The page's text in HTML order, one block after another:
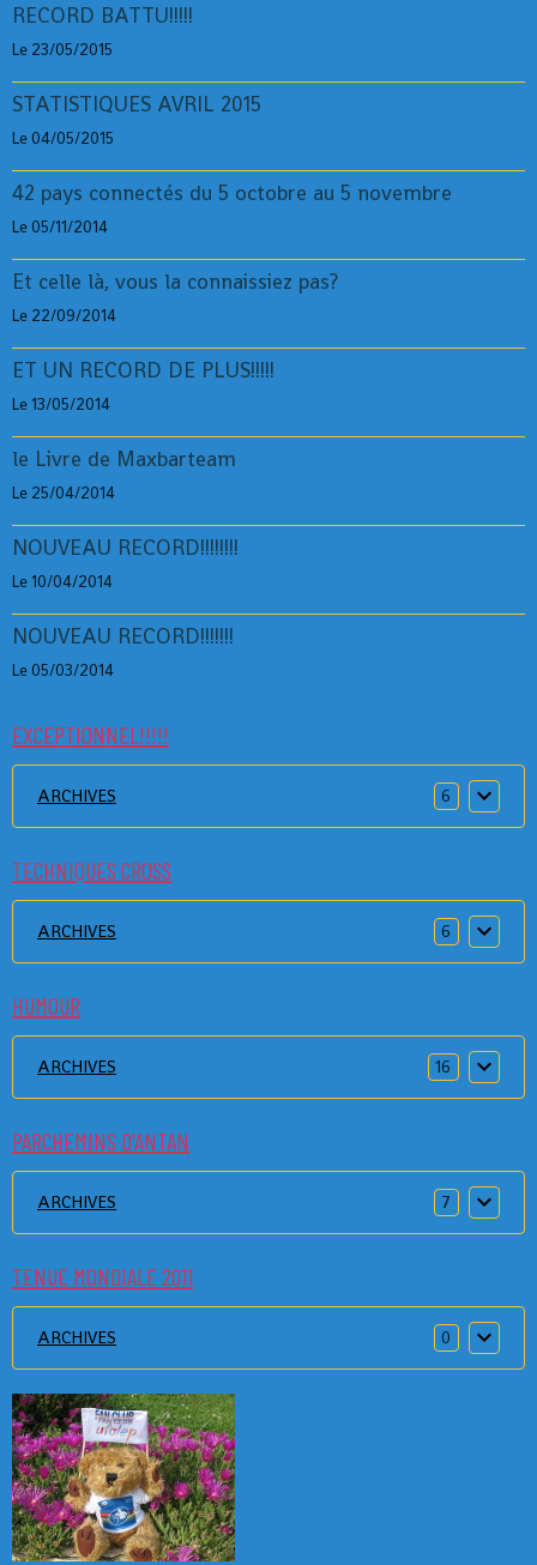
RECORD BATTU!!!!!
Le 23/05/2015
STATISTIQUES AVRIL 2015
Le 04/05/2015
42 pays connectés du 5 octobre au 5 novembre
Le 05/11/2014
Et celle là, vous la connaissiez pas?
Le 22/09/2014
ET UN RECORD DE PLUS!!!!!
Le 13/05/2014
le Livre de Maxbarteam
Le 25/04/2014
NOUVEAU RECORD!!!!!!!!
Le 10/04/2014
NOUVEAU RECORD!!!!!!!
Le 05/03/2014
EXCEPTIONNEL!!!!!
ARCHIVES 6
TECHNIQUES CROSS
ARCHIVES 6
HUMOUR
ARCHIVES 16
PARCHEMINS D'ANTAN
ARCHIVES 7
TENUE MONDIALE 2011
ARCHIVES 0